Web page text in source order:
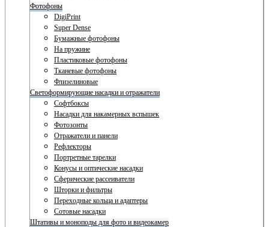
Фотофоны
DigiPrint
Super Dense
Бумажные фотофоны
На пружине
Пластиковые фотофоны
Тканевые фотофоны
Флизелиновые
Светоформирующие насадки и отражатели
Софтбоксы
Насадки для накамерных вспышек
Фотозонты
Отражатели и панели
Рефлекторы
Портретные тарелки
Конусы и оптические насадки
Сферические рассеиватели
Шторки и фильтры
Переходные кольца и адаптеры
Сотовые насадки
Штативы и моноподы для фото и видеокамер